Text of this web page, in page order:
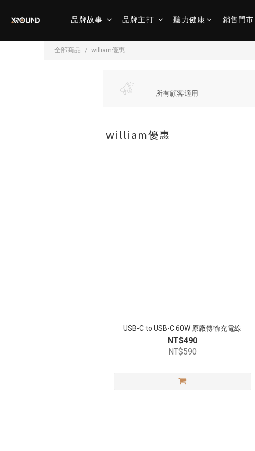
品牌故事 品牌主打 聽力健康 銷售門市
全部商品 william優惠
所有顧客適用
william優惠
USB-C to USB-C 60W 原廠傳輸充電線
NT$490
NT$590